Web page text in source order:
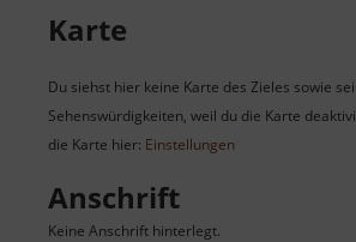
Karte
Du siehst hier keine Karte des Zieles sowie
Sehenswürdigkeiten, weil du die Karte
die Karte hier: Einstellungen
Anschrift
Keine Anschrift hinterlegt.